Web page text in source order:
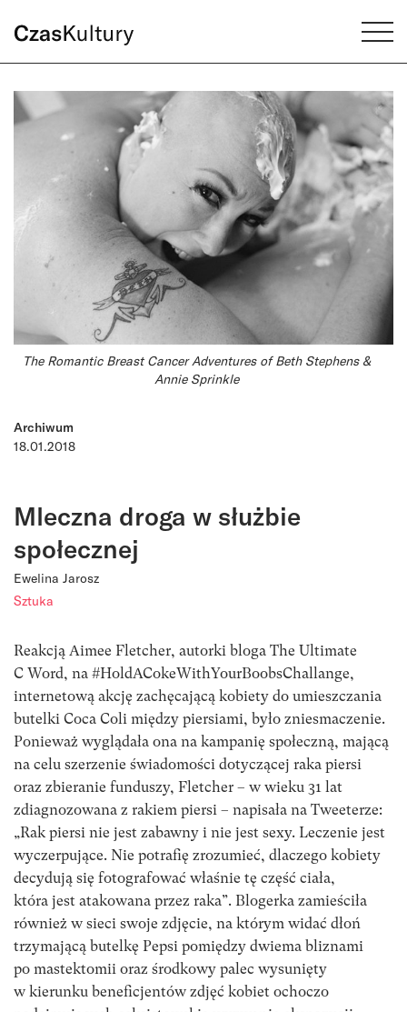
Archiwum
18.01.2018
Mleczna droga w służbie
społecznej
Ewelina Jarosz
Sztuka
Reakcją Aimee Fletcher, autorki bloga The Ultimate
C Word, na #HoldACokeWithYourBoobsChallange,
internetową akcję zachęcającą kobiety do umieszczania
butelki Coca Coli między piersiami, było zniesmaczenie.
Ponieważ wyglądała ona na kampanię społeczną, mającą
na celu szerzenie świadomości dotyczącej raka piersi
oraz zbieranie funduszy, Fletcher – w wieku 31 lat
zdiagnozowana z rakiem piersi – napisała na Tweeterze:
„Rak piersi nie jest zabawny i nie jest sexy. Leczenie jest
wyczerpujące. Nie potrafię zrozumieć, dlaczego kobiety
decydują się fotografować właśnie tę część ciała,
która jest atakowana przez raka”. Blogerka zamieściła
również w sieci swoje zdjęcie, na którym widać dłoń
trzymającą butelkę Pepsi pomiędzy dwiema bliznami
po mastektomii oraz środkowy palec wysunięty
w kierunku beneficjentów zdjęć kobiet ochoczo
The Romantic Breast Cancer Adventures of Beth Stephens &
Annie Sprinkle